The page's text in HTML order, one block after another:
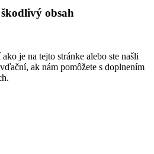
obsah
je na tejto stránke alebo ste našli
ak nám pomôžete s doplnením